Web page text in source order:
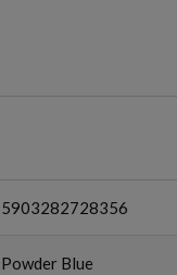
5903282728356
Powder Blue